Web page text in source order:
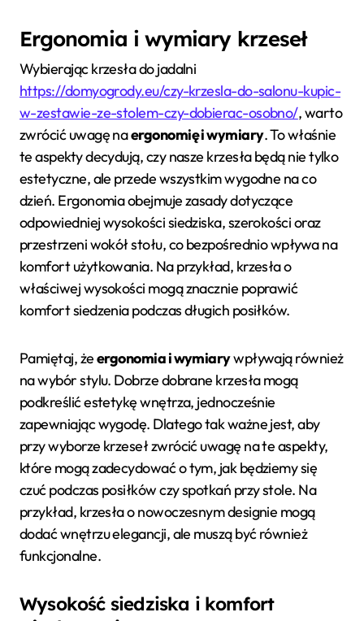
Ergonomia i wymiary krzeseł
Wybierając krzesła do jadalni
https://domyogrody.eu/czy-krzesla-do-salonu-kupic-
w-zestawie-ze-stolem-czy-dobierac-osobno/, warto
zwrócić uwagę naergonomię i wymiary. To właśnie
te aspekty decydują, czy nasze krzesła będą nie tylko
estetyczne, ale przede wszystkim wygodne na co
dzień. Ergonomia obejmuje zasady dotyczące
odpowiedniej wysokości siedziska, szerokości oraz
przestrzeni wokół stołu, co bezpośrednio wpływa na
komfort użytkowania. Na przykład, krzesła o
właściwej wysokości mogą znacznie poprawić
komfort siedzenia podczas długich posiłków.
Pamiętaj, żeergonomia i wymiarywpływają również
na wybór stylu. Dobrze dobrane krzesła mogą
podkreślić estetykę wnętrza, jednocześnie
zapewniając wygodę. Dlatego tak ważne jest, aby
przy wyborze krzeseł zwrócić uwagę na te aspekty,
które mogą zadecydować o tym, jak będziemy się
czuć podczas posiłków czy spotkań przy stole. Na
przykład, krzesła o nowoczesnym designie mogą
dodać wnętrzu elegancji, ale muszą być również
funkcjonalne.
Wysokość siedziska i komfort